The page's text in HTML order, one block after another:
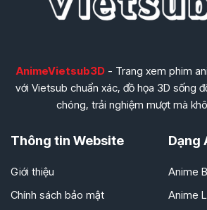
AnimeVietsub3D- Trang xem phim
với Vietsub chuẩn xác, đồ họa 3D sống
chóng, trải nghiệm mượt mà
Thông tin Website
Giới thiệu
Chính sách bảo mật
Dạng
Anime
Anime